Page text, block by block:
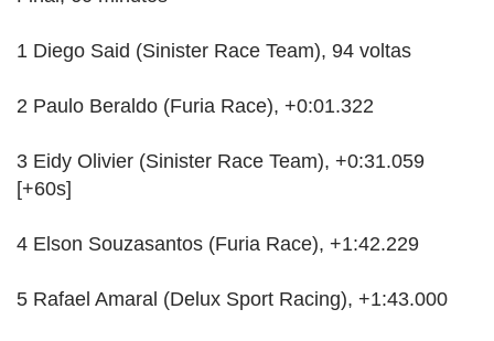
1 Diego Said (Sinister Race Team), 94 voltas
2 Paulo Beraldo (Furia Race), +0:01.322
3 Eidy Olivier (Sinister Race Team), +0:31.059
[+60s]
4 Elson Souzasantos (Furia Race), +1:42.229
5 Rafael Amaral (Delux Sport Racing), +1:43.000